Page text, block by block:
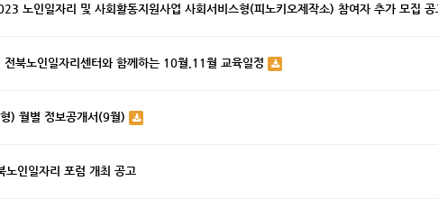
노인일자리 및 사회활동지원사업 사회서비스형(피노키오제작소) 참여자 추가 모집 공
북노인일자리센터와 함께하는 10월,11월 교육일정
) 월별 정보공개서(9월)
노인일자리 포럼 개최 공고